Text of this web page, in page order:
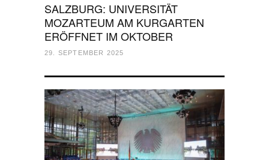
SALZBURG: UNIVERSITÄT
MOZARTEUM AM KURGARTEN
ERÖFFNET IM OKTOBER
29. SEPTEMBER 2025